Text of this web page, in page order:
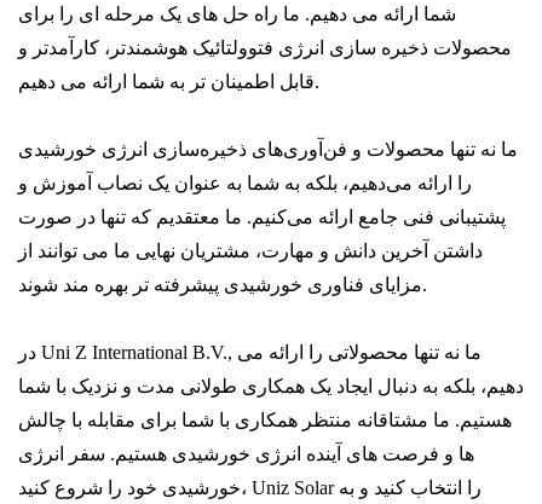
شما ارائه می دهیم. ما راه حل های یک مرحله ای را برای
محصولات ذخیره سازی انرژی فتوولتائیک هوشمندتر، کارآمدتر و
قابل اطمینان تر به شما ارائه می دهیم.
ما نه تنها محصولات و فن‌آوری‌های ذخیره‌سازی انرژی خورشیدی
را ارائه می‌دهیم، بلکه به شما به عنوان یک نصاب آموزش و
پشتیبانی فنی جامع ارائه می‌کنیم. ما معتقدیم که تنها در صورت
داشتن آخرین دانش و مهارت، مشتریان نهایی ما می توانند از
مزایای فناوری خورشیدی پیشرفته تر بهره مند شوند.
در Uni Z International B.V., ما نه تنها محصولاتی را ارائه می
دهیم، بلکه به دنبال ایجاد یک همکاری طولانی مدت و نزدیک با شما
هستیم. ما مشتاقانه منتظر همکاری با شما برای مقابله با چالش
ها و فرصت های آینده انرژی خورشیدی هستیم. سفر انرژی
خورشیدی خود را شروع کنید، Uniz Solar را انتخاب کنید و به